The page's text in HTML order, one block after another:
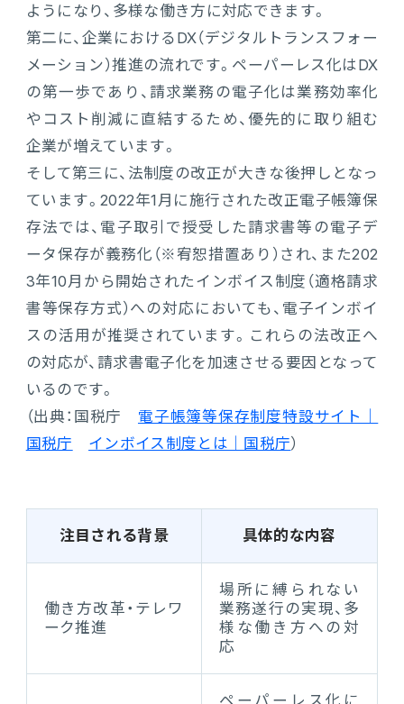
ようになり、多様な働き方に対応できます。
第二に、企業におけるDX（デジタルトランスフォー
メーション）推進の流れです。ペーパーレス化はDX
の第一歩であり、請求業務の電子化は業務効率化
やコスト削減に直結するため、優先的に取り組む
企業が増えています。
そして第三に、法制度の改正が大きな後押しとなっ
ています。2022年1月に施行された改正電子帳簿保
存法では、電子取引で授受した請求書等の電子デ
ータ保存が義務化（※宥恕措置あり）され、また202
3年10月から開始されたインボイス制度（適格請求
書等保存方式）への対応においても、電子インボイ
スの活用が推奨されています。これらの法改正へ
の対応が、請求書電子化を加速させる要因となって
いるのです。
（出典：国税庁 電子帳簿等保存制度特設サイト｜
国税庁
インボイス制度とは｜国税庁）
注目される背景 具体的な内容
働き方改革・テレワ
ーク推進
場所に縛られない
業務遂行の実現、多
様な働き方への対
応